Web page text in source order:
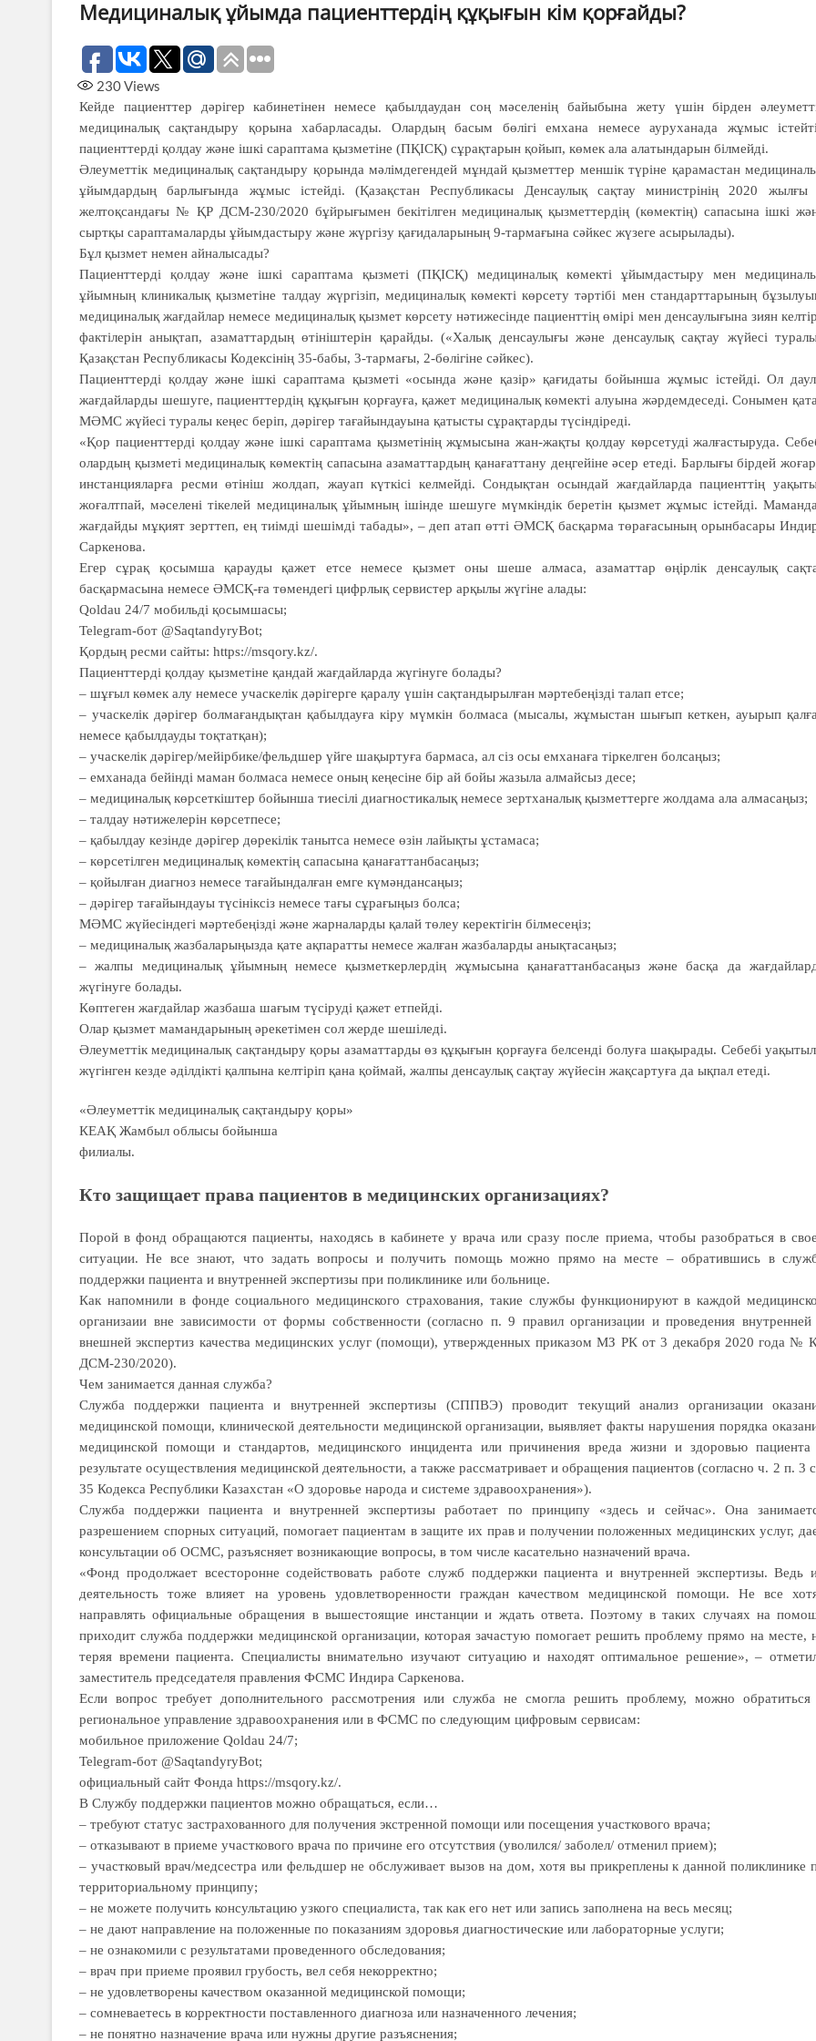
Медициналық ұйымда пациенттердің құқығын кім қорғайды?
230Views
Кейде пациенттер дәрігер каби­нетінен немесе қабылдаудан соң мәселенің байыбына жету үшін бірден
медициналық сақтандыру қорына хабарласады. Олардың басым бөлігі емхана немесе ауруханада жұмыс
пациенттерді қолдау және ішкі сараптама қызметіне (ПҚІСҚ) сұрақтарын қойып, көмек ала алатындарын білмейді.
Әлеуметтік медициналық сақтан­дыру қорында мәлімдегендей мұндай қызметтер меншік түріне қарамастан
ұйымдардың барлығында жұмыс істейді. (Қазақстан Республикасы Денсаулық сақтау министрінің 2020 жылғы
желтоқсандағы № ҚР ДСМ-230/2020 бұйрығымен бекітіл­ген медициналық қызметтердің (көмек­тің) сапасына ішкі
сыртқы сараптамаларды ұйымдастыру және жүргізу қағидаларының 9-тармағына сәйкес жүзеге асырылады).
Бұл қызмет немен айналысады?
Пациенттерді қолдау және ішкі сараптама қызметі (ПҚІСҚ) медициналық көмекті ұйымдастыру мен
ұйымның клиникалық қызметіне талдау жүргізіп, медициналық көмекті көрсету тәртібі мен стандарттарының
медициналық жағдайлар немесе медициналық қызмет көрсету нәтижесінде пациенттің өмірі мен денсаулығына зиян
фактілерін анықтап, азаматтардың өтініштерін қарайды. («Халық денсаулығы және денсаулық сақтау жүйесі
Қазақстан Республикасы Кодексінің 35-бабы, 3-тармағы, 2-бөлігіне сәйкес).
Пациенттерді қолдау және ішкі сараптама қызметі «осында және қазір» қағидаты бойынша жұмыс істейді. Ол
жағдайларды шешуге, пациенттердің құқығын қорғауға, қажет медициналық көмекті алуына жәрдемдеседі. Сонымен
МӘМС жүйесі туралы кеңес беріп, дәрігер тағайындауына қатысты сұрақтарды түсіндіреді.
«Қор пациенттерді қолдау және ішкі сараптама қызметінің жұмысына жан-жақты қолдау көрсетуді жалғастыруда.
олардың қызметі медициналық көмектің сапасына азаматтардың қанағаттану деңгейіне әсер етеді. Барлығы бірдей
инстанцияларға ресми өтініш жолдап, жауап күткісі келмейді. Сондықтан осындай жағдайларда пациенттің
жоғалтпай, мәселені тікелей медициналық ұйымның ішінде шешуге мүмкіндік беретін қызмет жұмыс істейді.
жағдайды мұқият зерттеп, ең тиімді шешімді табады», – деп атап өтті ӘМСҚ басқарма төрағасының орынбасары
Саркенова.
Егер сұрақ қосымша қарауды қажет етсе немесе қызмет оны шеше алмаса, азаматтар өңірлік денсаулық
басқармасына немесе ӘМСҚ-ға төмендегі цифрлық сервистер арқылы жүгіне алады:
Qoldau 24/7 мобильді қосымшасы;
Telegram-бот @SaqtandyryBot;
Қордың ресми сайты: https://msqory.kz/.
Пациенттерді қолдау қызметіне қандай жағдайларда жүгінуге болады?
– шұғыл көмек алу немесе учаскелік дәрігерге қаралу үшін сақтандырылған мәртебеңізді талап етсе;
– учаскелік дәрігер болмағандықтан қабылдауға кіру мүмкін болмаса (мысалы, жұмыстан шығып кеткен, ауырып
немесе қабылдауды тоқтатқан);
– учаскелік дәрігер/мейірбике/фельдшер үйге шақыртуға бармаса, ал сіз осы емханаға тіркелген болсаңыз;
– емханада бейінді маман болмаса немесе оның кеңесіне бір ай бойы жазыла алмайсыз десе;
– медициналық көрсеткіштер бойын­ша тиесілі диагностикалық немесе зертханалық қызметтерге жолдама ала алмасаңыз;
– талдау нәтижелерін көрсетпесе;
– қабылдау кезінде дәрігер дөрекілік танытса немесе өзін лайықты ұстамаса;
– көрсетілген медициналық көмектің сапасына қанағаттанбасаңыз;
– қойылған диагноз немесе тағайын­далған емге күмәндансаңыз;
– дәрігер тағайындауы түсініксіз немесе тағы сұрағыңыз болса;
МӘМС жүйесіндегі мәртебеңізді және жарналарды қалай төлеу керектігін білмесеңіз;
– медициналық жазбаларыңызда қате ақпаратты немесе жалған жазбаларды анықтасаңыз;
– жалпы медициналық ұйымның немесе қызметкерлердің жұмысына қана­ғаттанбасаңыз және басқа да
жүгінуге болады.
Көптеген жағдайлар жазбаша шағым түсіруді қажет етпейді.
Олар қызмет мамандарының әрекетімен сол жерде шешіледі.
Әлеуметтік медициналық сақ­тан­дыру қоры азаматтарды өз құқығын қорғауға белсенді болуға шақырады. Себебі
жүгінген кезде әділдікті қалпына келтіріп қана қоймай, жалпы денсаулық сақтау жүйесін жақсартуға да ықпал етеді.
«Әлеуметтік медициналық сақтандыру қоры»
КЕАҚ Жамбыл облысы бойынша
филиалы.
Кто защищает права пациентов в медицинских организациях?
Порой в фонд обращаются па­циен­ты, находясь в кабинете у врача или сразу после приема, чтобы разоб­раться в
ситуации. Не все знают, что задать вопросы и получить по­мощь можно прямо на месте – обра­тившись в
поддержки па­циента и внутренней экспертизы при поликлинике или больнице.
Как напомнили в фонде социального меди­цинского страхования, такие служ­бы функционируют в каждой
организаии вне зависимости от формы собственности (согласно п. 9 правил организации и проведения
внешней экспертиз качества медицинских услуг (помощи), утвержденных приказом МЗ РК от 3 декабря 2020 года №
ДСМ-230/2020).
Чем занимается данная служба?
Служба поддержки пациента и внут­ренней экспертизы (СППВЭ) про­во­дит текущий анализ органи­за­ции
медицинской по­мощи, клинической деятельности медицинской организации, выявляет факты нарушения порядка
медицинской помощи и стандартов, медицинского инцидента или причи­нения вреда жизни и здоровью па­циента
результате осуществления меди­цинской деятельности, а также рассмат­ривает и обращения пациентов (согласно ч. 2 п. 3
35 Кодекса Республики Казахстан «О здоровье народа и системе здравоохранения»).
Служба поддержки пациента и внут­­ренней экспертизы работает по принципу «здесь и сейчас». Она
разрешением спорных ситуаций, помогает пациентам в защите их прав и получении положенных медицинских услуг,
консультации об ОСМС, разъясняет возникающие вопросы, в том числе касательно назначений врача.
«Фонд продолжает всесторонне содействовать работе служб поддержки пациента и внутренней экспертизы. Ведь
деятельность тоже влияет на уровень удовлетворенности граждан качеством медицинской помощи. Не все
направлять официальные обращения в вышестоящие инстанции и ждать ответа. Поэтому в таких случаях на
приходит служба поддержки медицинской организации, которая зачастую помогает решить проблему прямо на месте,
теряя времени пациента. Специалисты внимательно изучают ситуацию и находят опти­мальное решение», –
заместитель председателя правления ФСМС Индира Саркенова.
Если вопрос требует допол­нительного рассмотрения или служба не смогла решить проблему, можно обратиться
региональное управление здравоохранения или в ФСМС по следующим цифровым сервисам:
мобильное приложение Qoldau 24/7;
Telegram-бот @SaqtandyryBot;
официальный сайт Фонда https://msqory.kz/.
В Службу поддержки пациентов можно обращаться, если…
– требуют статус застрахованного для получения экстренной помощи или посещения участкового врача;
– отказывают в приеме участкового врача по причине его отсутствия (уволился/ заболел/ отменил прием);
– участковый врач/медсестра или фельдшер не обслуживает вызов на дом, хотя вы прикреплены к данной поликлинике
территориальному принципу;
– не можете получить консультацию узкого специалиста, так как его нет или запись заполнена на весь месяц;
– не дают направление на поло­женные по показаниям здоровья диаг­нос­тические или лабораторные услуги;
– не ознакомили с результатами проведенного обследования;
– врач при приеме проявил грубость, вел себя некорректно;
– не удовлетворены качеством оказанной медицинской помощи;
– сомневаетесь в корректности поставленного диагноза или назна­ченного лечения;
– не понятно назначение врача или нужны другие разъяснения;